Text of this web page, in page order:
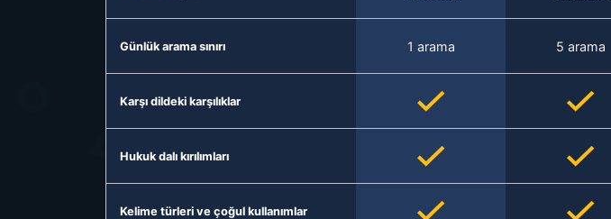
Günlük arama sınırı 1 arama 5 arama
Karşı dildeki karşılıklar
Hukuk dalı kırılımları
Kelime türleri ve çoğul kullanımlar